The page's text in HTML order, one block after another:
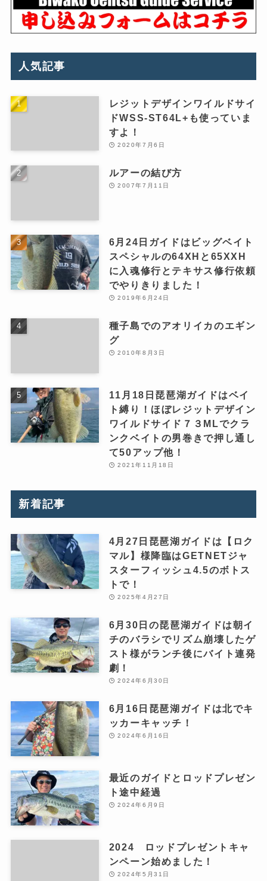
人気記事
レジットデザインワイルドサイ
ドWSS-ST64L+も使っていま
すよ！
2020年7月6日
ルアーの結び方
2007年7月11日
6月24日ガイドはビッグベイト
スペシャルの64XHと65XXH
に入魂修行とテキサス修行依頼
でやりきりました！
2019年6月24日
種子島でのアオリイカのエギン
グ
2010年8月3日
11月18日琵琶湖ガイドはベイ
ト縛り！ほぼレジットデザイン
ワイルドサイド７３MLでクラ
ンクベイトの男巻きで押し通し
て50アップ他！
2021年11月18日
新着記事
4月27日琵琶湖ガイドは【ロク
マル】様降臨はGETNETジャ
スターフィッシュ4.5のボトス
トで！
2025年4月27日
6月30日の琵琶湖ガイドは朝イ
チのバラシでリズム崩壊したゲ
スト様がランチ後にバイト連発
劇！
2024年6月30日
6月16日琵琶湖ガイドは北でキ
ッカーキャッチ！
2024年6月16日
最近のガイドとロッドプレゼン
ト途中経過
2024年6月9日
2024 ロッドプレゼントキャ
ンペーン始めました！
2024年5月31日